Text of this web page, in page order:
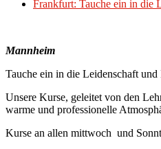
Frankfurt: Tauche ein in die
Mannheim
Tauche ein in die Leidenschaft und
Unsere Kurse, geleitet von den
warme und professionelle
Kurse an allen mittwoch und